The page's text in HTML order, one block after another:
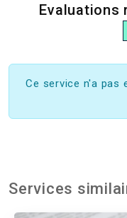
Evaluations
Ce service n'a pas
Services